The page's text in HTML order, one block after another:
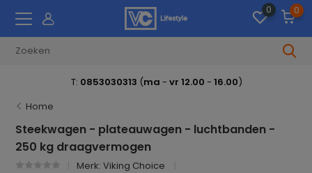
0 0
T: 0853030313 (ma - vr 12.00 - 16.00)
Home
Steekwagen - plateauwagen - luchtbanden -
250 kg draagvermogen
Merk:Viking Choice